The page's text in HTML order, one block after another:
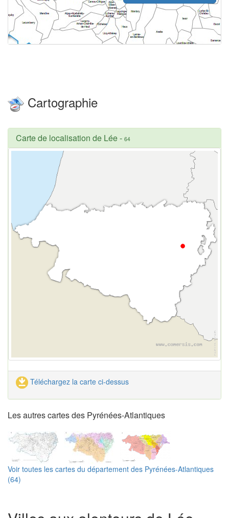
Cartographie
Carte de localisation de Lée- 64
Téléchargez la carte ci-dessus
Les autres cartes des Pyrénées-Atlantiques
Voir toutes les cartes du département des Pyrénées-Atlantiques
(64)